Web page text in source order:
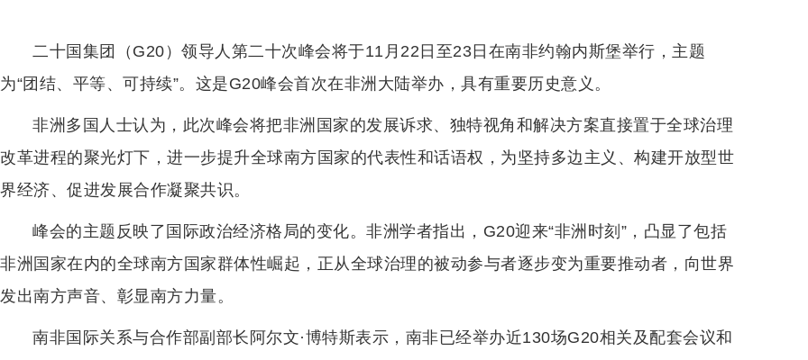
二十国集团（G20）领导人第二十次峰会将于11月22日至23日在南非约翰内斯堡举行，主题
为“团结、平等、可持续”。这是G20峰会首次在非洲大陆举办，具有重要历史意义。
非洲多国人士认为，此次峰会将把非洲国家的发展诉求、独特视角和解决方案直接置于全球治理
改革进程的聚光灯下，进一步提升全球南方国家的代表性和话语权，为坚持多边主义、构建开放型世
界经济、促进发展合作凝聚共识。
峰会的主题反映了国际政治经济格局的变化。非洲学者指出，G20迎来“非洲时刻”，凸显了包括
非洲国家在内的全球南方国家群体性崛起，正从全球治理的被动参与者逐步变为重要推动者，向世界
发出南方声音、彰显南方力量。
南非国际关系与合作部副部长阿尔文·博特斯表示，南非已经举办近130场G20相关及配套会议和